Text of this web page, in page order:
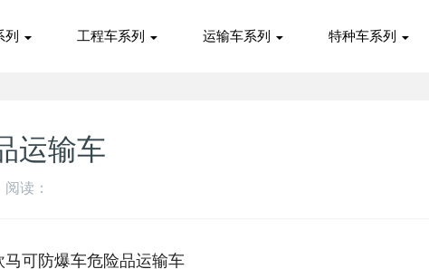
列 工程车系列 运输车系列 特种车系列
运输车
阅读：
马可防爆车危险品运输车